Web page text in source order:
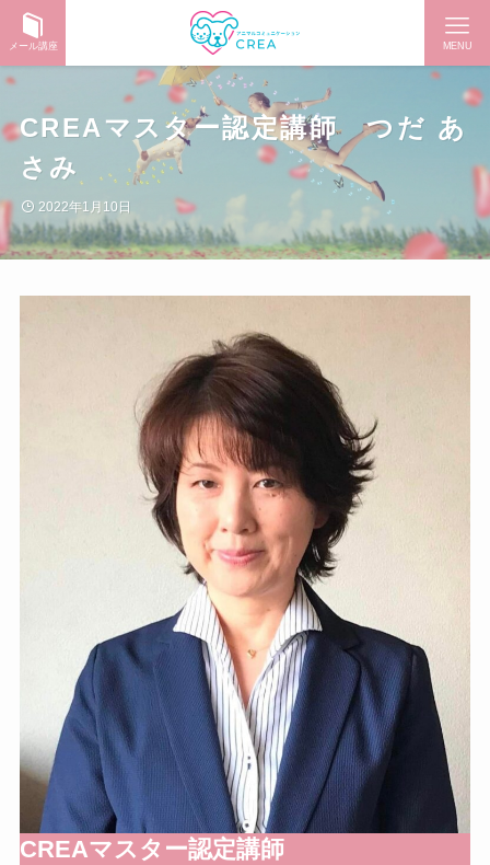
メール講座 MENU
CREAマスター認定講師 つだ あ
さみ
2022年1月10日
CREAマスター認定講師